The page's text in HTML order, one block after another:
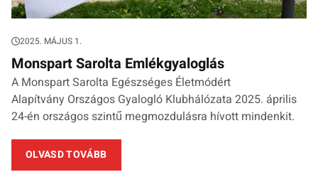
2025. MÁJUS 1.
Monspart Sarolta Emlékgyaloglás
A Monspart Sarolta Egészséges Életmódért
Alapítvány Országos Gyalogló Klubhálózata 2025. április
24-én országos szintű megmozdulásra hívott mindenkit.
OLVASD TOVÁBB